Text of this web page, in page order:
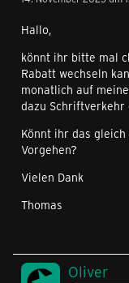
Hallo,
könnt ihr bitte mal
Rabatt wechseln
monatlich auf
dazu Schriftverkehr
Könnt ihr das
Vorgehen?
Vielen Dank
Thomas
Oliver